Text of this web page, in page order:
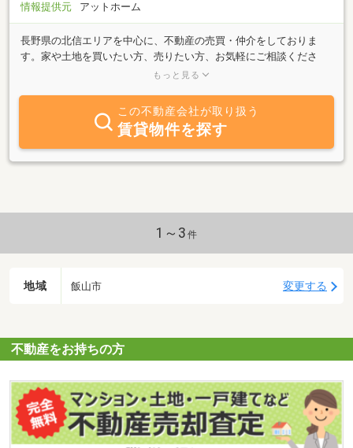
情報提供元
アットホーム
長野県の北信エリアを中心に、不動産の売買・仲介をしておりま
す。家や土地を買いたい方、売りたい方、お気軽にご相談くださ
い。また、住宅リフォームや空き家の解体などのご相談も承ってお
もっと見る
この不動産会社が取り扱う
賃貸物件を探す
1～3 件
地域 飯山市 変更する
不動産をお持ちの方